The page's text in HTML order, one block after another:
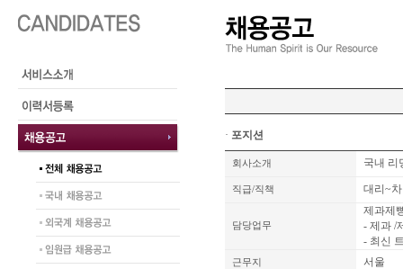
· 포지션
회사소개 국내 리
직급/직책 대리~
담당업무
제과제
- 제과 /
- 최신
근무지 서울